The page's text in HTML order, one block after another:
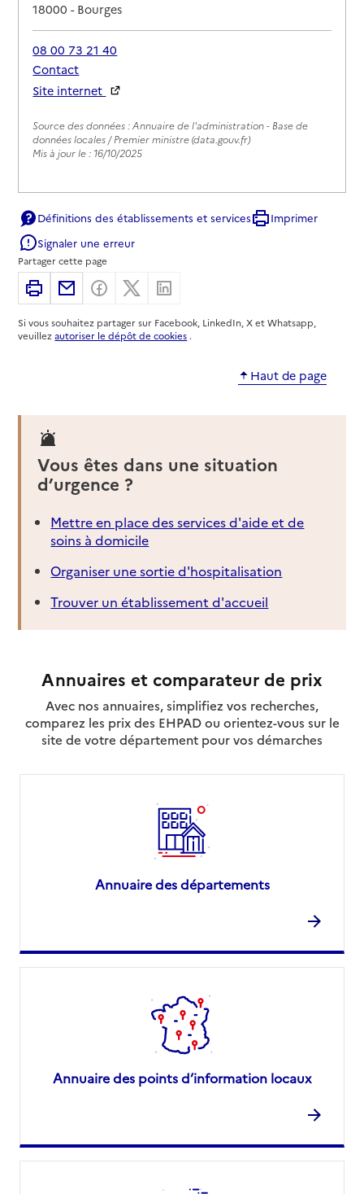
18000-Bourges
08 00 73 21 40
Contact
Site internet
Source des données : Annuaire de l'administration - Base de
données locales / Premier ministre (data.gouv.fr)
Mis à jour le : 16/10/2025
Définitions des établissements et services
Imprimer
Signaler une erreur
Partager cette page
ImprimerPartager par email
Partager sur Facebook
Partager sur X
Si vous souhaitez partager sur Facebook, LinkedIn, X et Whatsapp,
veuillezautoriser le dépôt de cookies .
Haut de page
Vous êtes dans une situation
d’urgence ?
Mettre en place des services d'aide et de
soins à domicile
Organiser une sortie d'hospitalisation
Trouver un établissement d'accueil
Annuaires et comparateur de prix
Avec nos annuaires, simplifiez vos recherches,
comparez les prix des EHPAD ou orientez-vous sur le
site de votre département pour vos démarches
Annuaire des départements
Annuaire des points d’information locaux